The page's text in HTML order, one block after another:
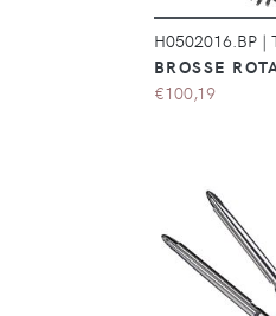
H0502016.BP |
BROSSE
€100,19